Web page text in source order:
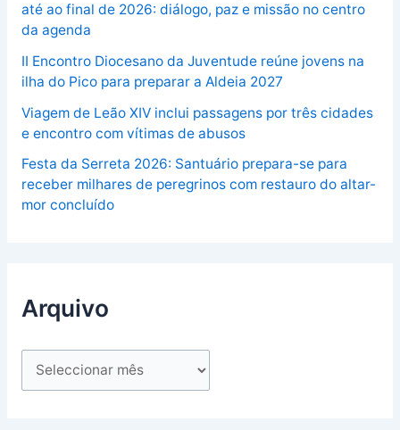
até ao final de 2026: diálogo, paz e missão no centro
da agenda
II Encontro Diocesano da Juventude reúne jovens na
ilha do Pico para preparar a Aldeia 2027
Viagem de Leão XIV inclui passagens por três cidades
e encontro com vítimas de abusos
Festa da Serreta 2026: Santuário prepara-se para
receber milhares de peregrinos com restauro do altar-
mor concluído
Arquivo